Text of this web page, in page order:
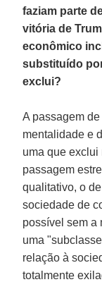
faziam parte
vitória de
econômico
substituído
exclui?
A passagem
mentalidade e
uma que exclui
passagem
qualitativo, o
sociedade de
possível sem a
uma
relação à
totalmente